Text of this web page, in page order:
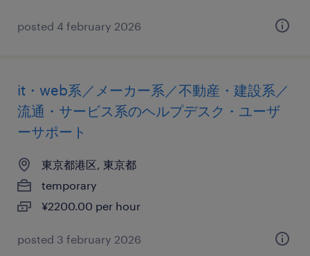
posted 4 february 2026
it・web系／メーカー系／不動産・建設系／
流通・サービス系のヘルプデスク・ユーザ
ーサポート
東京都港区, 東京都
temporary
¥2200.00 per hour
posted 3 february 2026